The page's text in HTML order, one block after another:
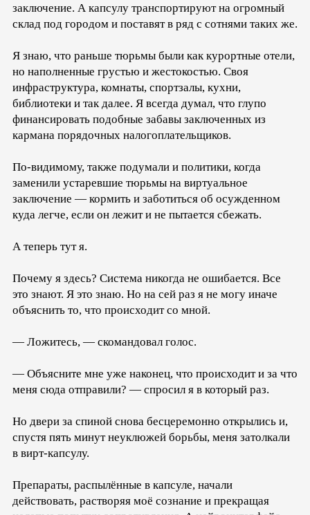
заключение. А капсулу транспортируют на огромный
склад под городом и поставят в ряд с сотнями таких же.
Я знаю, что раньше тюрьмы были как курортные отели,
но наполненные грустью и жестокостью. Своя
инфраструктура, комнаты, спортзалы, кухни,
библиотеки и так далее. Я всегда думал, что глупо
финансировать подобные забавы заключенных из
кармана порядочных налогоплательщиков.
По-видимому, также подумали и политики, когда
заменили устаревшие тюрьмы на виртуальное
заключение — кормить и заботиться об осужденном
куда легче, если он лежит и не пытается сбежать.
А теперь тут я.
Почему я здесь? Система никогда не ошибается. Все
это знают. Я это знаю. Но на сей раз я не могу иначе
объяснить то, что происходит со мной.
— Ложитесь, — скомандовал голос.
— Объясните мне уже наконец, что происходит и за что
меня сюда отправили? — спросил я в который раз.
Но двери за спиной снова бесцеремонно открылись и,
спустя пять минут неуклюжей борьбы, меня затолкали
в вирт-капсулу.
Препараты, распылённые в капсуле, начали
действовать, растворяя моё сознание и прекращая